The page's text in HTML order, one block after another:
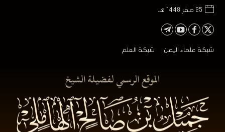
25 صفر 1448 هـ
شبكة علماء اليمن شبكة العلم